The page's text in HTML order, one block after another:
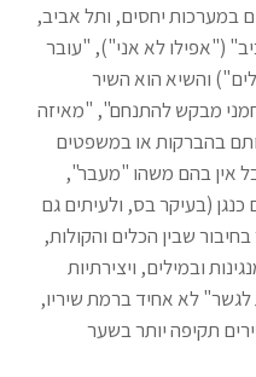
במערכות יחסים, ותל אביב,
("אפילו לא אני"), "עובר
והשיא הוא השיר
מבקש להתנחם", "מאיזה
בהברקות או במשפטים
אין בהם משהו "מעבר",
(בעיקר בס, ולעיתים גם
שבין הכלים והקולות,
ובמילים, ויצירתיות
לא אחיד ברמת שיריו,
תקיפה יותר בשער